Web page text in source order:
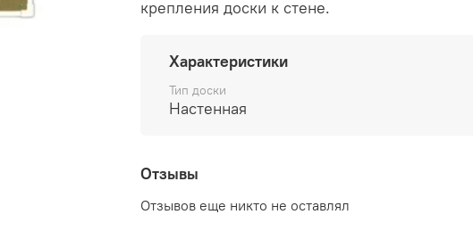
крепления доски к стене.
Характеристики
Тип доски
Настенная
Отзывы
Отзывов еще никто не оставлял